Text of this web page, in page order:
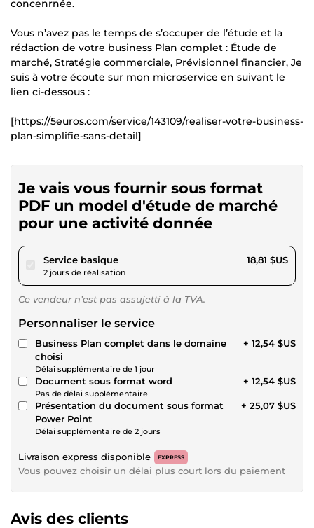
concenrnée.
Vous n’avez pas le temps de s’occuper de l’étude et la
rédaction de votre business Plan complet : Étude de
marché, Stratégie commerciale, Prévisionnel financier, Je
suis à votre écoute sur mon microservice en suivant le
lien ci-dessous :
[https://5euros.com/service/143109/realiser-votre-business-
plan-simplifie-sans-detail]
Je vais vous fournir sous format
PDF un model d'étude de marché
pour une activité donnée
Service basiquepour 17,33 $US
2 jours de réalisation
18,81 $US
Ce vendeur n’est pas assujetti à la TVA.
Personnaliser le service
Business Plan complet dans le domaine
choisi
Délai supplémentaire de 1 jour
+ 12,54 $US
Document sous format word
Pas de délai supplémentaire
+ 12,54 $US
Présentation du document sous format
Power Point
Délai supplémentaire de 2 jours
+ 25,07 $US
Livraison express disponible EXPRESS
Vous pouvez choisir un délai plus court lors du paiement
Avis des clients